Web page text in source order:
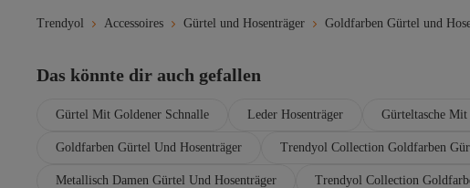
Trendyol Accessoires Gürtel und Hosenträger Goldfarben Gürtel und
Das könnte dir auch gefallen
Gürtel Mit Goldener Schnalle Leder Hosenträger Gürteltasche
Goldfarben Gürtel Und Hosenträger Trendyol Collection Goldfarben
Metallisch Damen Gürtel Und Hosenträger Trendyol Collection